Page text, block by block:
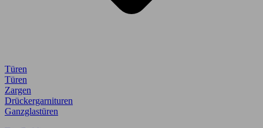
Türen
Türen
Zargen
Drückergarnituren
Ganzglastüren